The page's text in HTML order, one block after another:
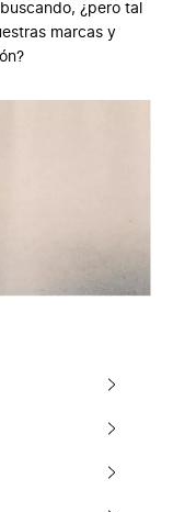
¿pero tal
marcas y